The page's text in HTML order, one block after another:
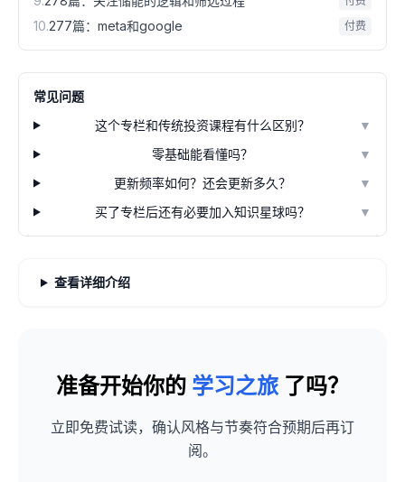
10.277篇：meta和google 付费
常见问题
这个专栏和传统投资课程有什么区别？
▼
零基础能看懂吗？
▼
更新频率如何？还会更新多久？
▼
买了专栏后还有必要加入知识星球吗？
▼
查看详细介绍
准备开始你的 学习之旅 了吗？
立即免费试读，确认风格与节奏符合预期后再订
阅。